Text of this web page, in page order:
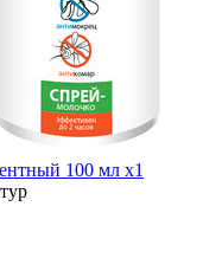
100 мл x1